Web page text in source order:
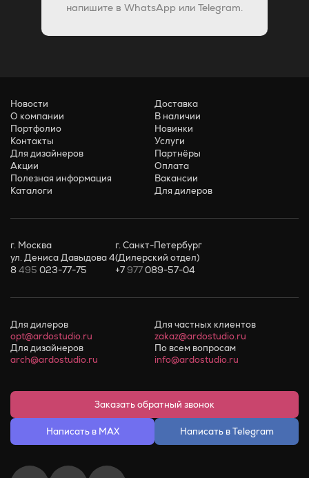
напишите в WhatsApp или Telegram.
Новости
О компании
Портфолио
Контакты
Для дизайнеров
Акции
Полезная информация
Каталоги
Доставка
В наличии
Новинки
Услуги
Партнёры
Оплата
Вакансии
Для дилеров
г. Москва
ул. Дениса Давыдова 4
8495 023-77-75
г. Санкт-Петербург
(Дилерский отдел)
+7977089-57-04
Для дилеров
opt@ardostudio.ru
Для частных клиентов
zakaz@ardostudio.ru
Для дизайнеров
arch@ardostudio.ru
По всем вопросам
info@ardostudio.ru
Заказать обратный звонок
Написать в MAX Написать в Telegram